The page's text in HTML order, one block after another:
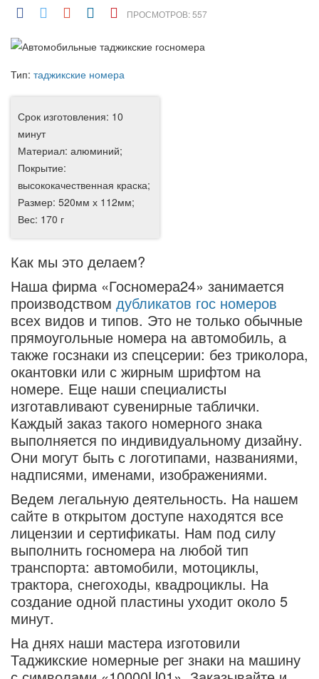
ПРОСМОТРОВ: 557
Тип: таджикские номера
Срок изготовления: 10
минут
Материал: алюминий;
Покрытие:
высококачественная краска;
Размер: 520мм х 112мм;
Вес: 170 г
Как мы это делаем?
Наша фирма «Госномера24» занимается
производством дубликатов гос номеров
всех видов и типов. Это не только обычные
прямоугольные номера на автомобиль, а
также госзнаки из спецсерии: без триколора,
окантовки или с жирным шрифтом на
номере. Еще наши специалисты
изготавливают сувенирные таблички.
Каждый заказ такого номерного знака
выполняется по индивидуальному дизайну.
Они могут быть с логотипами, названиями,
надписями, именами, изображениями.
Ведем легальную деятельность. На нашем
сайте в открытом доступе находятся все
лицензии и сертификаты. Нам под силу
выполнить госномера на любой тип
транспорта: автомобили, мотоциклы,
трактора, снегоходы, квадроциклы. На
создание одной пластины уходит около 5
минут.
На днях наши мастера изготовили
Таджикские номерные рег знаки на машину